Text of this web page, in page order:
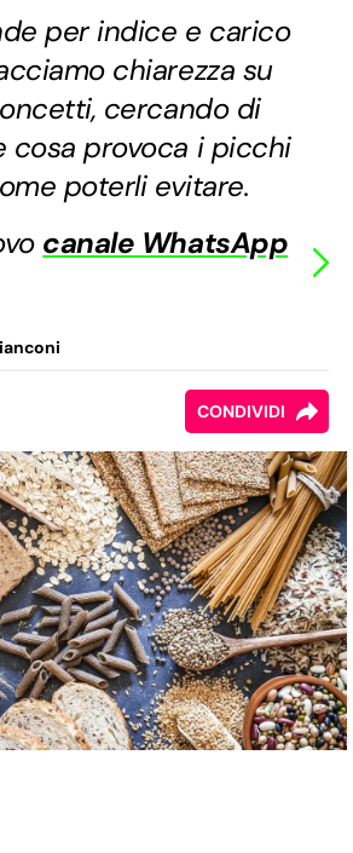
per indice e carico
chiarezza su
cercando di
cosa provoca i picchi
poterli evitare.
canale WhatsApp
CONDIVIDI